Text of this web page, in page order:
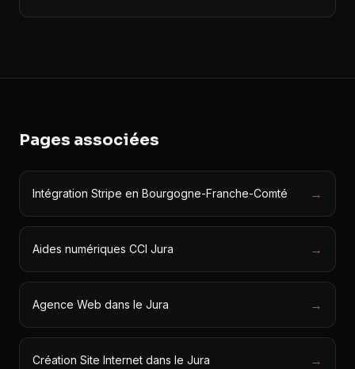
Pages associées
Intégration Stripe en Bourgogne-Franche-Comté →
Aides numériques CCI Jura →
Agence Web dans le Jura →
Création Site Internet dans le Jura →